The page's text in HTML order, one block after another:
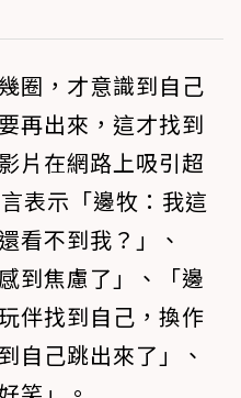
圈，才意識到自己
再出來，這才找到
片在網路上吸引超
表示「邊牧：我這
看不到我？」、
到焦慮了」、「邊
伴找到自己，換作
自己跳出來了」、